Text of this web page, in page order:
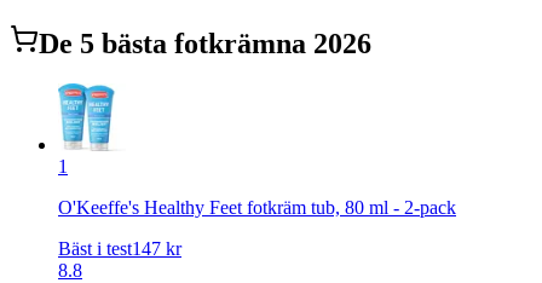
De 5 bästa fotkrämna 2026
1
O'Keeffe's Healthy Feet fotkräm tub, 80 ml - 2-pack
Bäst i test147 kr
8.8